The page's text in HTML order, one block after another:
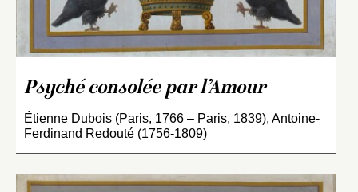
Psyché consolée par l’Amour
Étienne Dubois (Paris, 1766 – Paris, 1839), Antoine-
Ferdinand Redouté (1756-1809)